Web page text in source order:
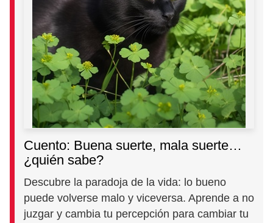
Cuento: Buena suerte, mala suerte…
¿quién sabe?
Descubre la paradoja de la vida: lo bueno
puede volverse malo y viceversa. Aprende a no
juzgar y cambia tu percepción para cambiar tu